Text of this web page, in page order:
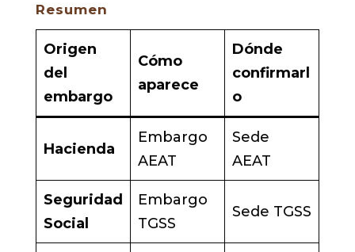
Resumen
Origen
del
embargo
Cómo
aparece
Dónde
confirmarl
o
Hacienda
Embargo
AEAT
Sede
AEAT
Seguridad
Social
Embargo
TGSS
Sede TGSS